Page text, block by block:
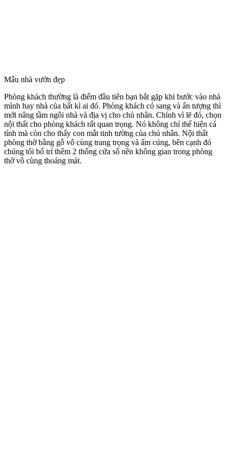
Mẫu nhà vườn đẹp
​Phòng khách thường là điểm đầu tiên bạn bắt gặp khi bước vào nhà
mình hay nhà của bất kì ai đó. Phòng khách có sang và ấn tượng thì
mới nâng tầm ngôi nhà và địa vị cho chủ nhân. Chính vì lẽ đó, chọn
nội thất cho phòng khách rất quan trọng. Nó không chỉ thế hiện cá
tính mà còn cho thấy con mắt tinh tường của chủ nhân. Nội thất
phòng thờ bằng gỗ vô cùng trang trọng và ấm cúng, bên cạnh đó
chúng tôi bố trí thêm 2 thống cửa sổ nên không gian trong phòng
thờ vô cùng thoáng mát.​